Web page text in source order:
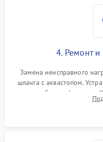
4. Ремонт и
Замена неисправного
шланга с аквастопом.
патрубках и
управления,